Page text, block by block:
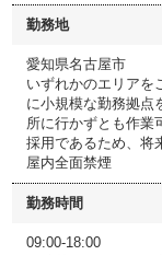
勤務地
愛知県名古屋市
いずれかのエリアを
に小規模な勤務拠点
所に行かずとも作業
採用であるため、将
屋内全面禁煙
勤務時間
09:00-18:00